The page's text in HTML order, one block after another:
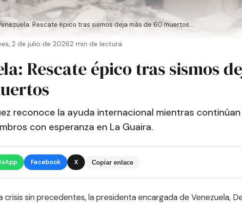
Rescate épico tras sismos deja más de 60 muertos...
2 de julio de 20262 min de lectura
Rescate épico tras sismos
reconoce la ayuda internacional mientras
con esperanza en La Guaira.
Facebook X Copiar enlace
crisis sin precedentes, la presidenta encargada de Venezuela,